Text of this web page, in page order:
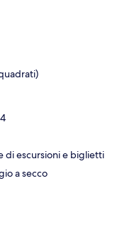
di escursioni e biglietti
a secco